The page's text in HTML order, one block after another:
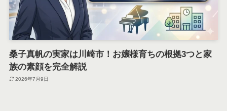
桑子真帆の実家は川崎市！お嬢様育ちの根拠3つと家
族の素顔を完全解説
2026年7月9日